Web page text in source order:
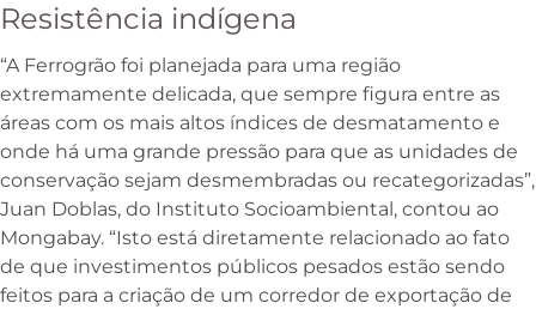
Resistência indígena
“A Ferrogrão foi planejada para uma região
extremamente delicada, que sempre figura entre as
áreas com os mais altos índices de desmatamento e
onde há uma grande pressão para que as unidades de
conservação sejam desmembradas ou recategorizadas”,
Juan Doblas, do Instituto Socioambiental, contou ao
Mongabay. “Isto está diretamente relacionado ao fato
de que investimentos públicos pesados estão sendo
feitos para a criação de um corredor de exportação de